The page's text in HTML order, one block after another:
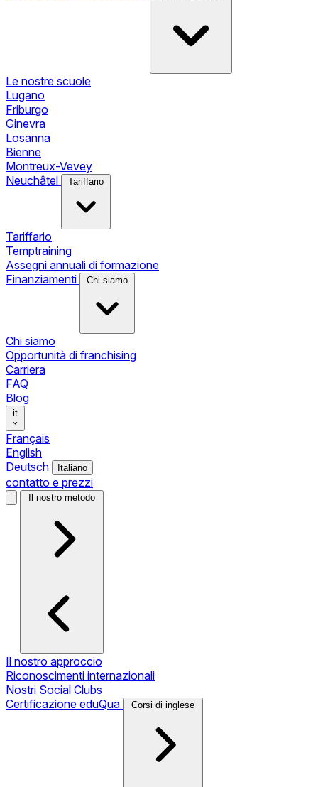
Le nostre scuole
Lugano
Friburgo
Ginevra
Losanna
Bienne
Montreux-Vevey
Neuchâtel
Tariffario
Tariffario
Temptraining
Assegni annuali di formazione
Finanziamenti
Chi siamo
Chi siamo
Opportunità di franchising
Carriera
FAQ
Blog
it
Français
English
Deutsch
Italiano
contatto e prezzi
Il nostro metodo
Il nostro approccio
Riconoscimenti internazionali
Nostri Social Clubs
Certificazione eduQua
Corsi di inglese